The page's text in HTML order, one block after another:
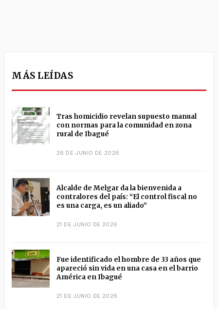
MÁS LEÍDAS
Tras homicidio revelan supuesto manual
con normas para la comunidad en zona
rural de Ibagué
26 DE JUNIO DE 2026
Alcalde de Melgar da la bienvenida a
contralores del país: “El control fiscal no
es una carga, es un aliado”
21 DE JUNIO DE 2026
Fue identificado el hombre de 33 años que
apareció sin vida en una casa en el barrio
América en Ibagué
21 DE JUNIO DE 2026